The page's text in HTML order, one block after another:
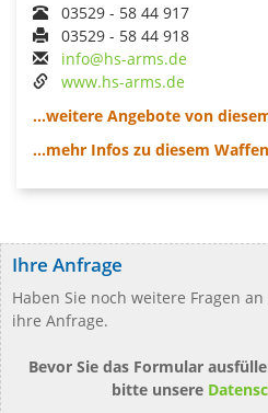
03529 - 58 44 917
03529 - 58 44 918
info@hs-arms.de
www.hs-arms.de
...weitere Angebote von
...mehr Infos zu diesem
Ihre Anfrage
Haben Sie noch weitere Fragen
ihre Anfrage.
Bevor Sie das Formular
bitte unsere